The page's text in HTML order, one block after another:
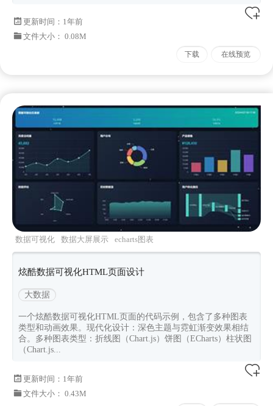
更新时间： 1年前
文件大小： 0.08M
下载 在线预览
数据可视化 数据大屏展示 echarts图表
炫酷数据可视化HTML页面设计
大数据
一个炫酷数据可视化HTML页面的代码示例，包含了多种图表
类型和动画效果。现代化设计：深色主题与霓虹渐变效果相结
合。多种图表类型：折线图（Chart.js）饼图（ECharts）柱状图
（Chart.js...
更新时间： 1年前
文件大小： 0.43M